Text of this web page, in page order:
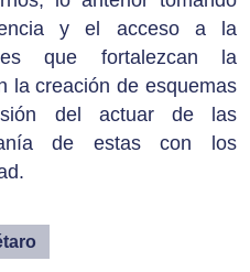
y el acceso a la
que fortalezcan la
la creación de esquemas
del actuar de las
de estas con los